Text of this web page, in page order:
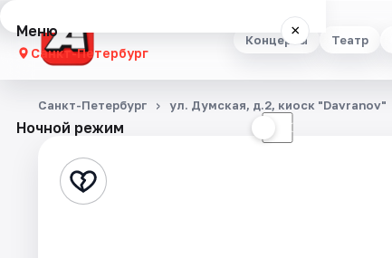
Концерты Театр
Меню ×
Санкт-Петербург
Концерты
Стендап
Ночной режим ☾
Санкт-Петербург ул. Думская, д.2, киоск "Davranov"